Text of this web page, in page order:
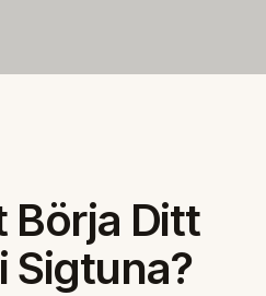
Börja Ditt
Sigtuna?